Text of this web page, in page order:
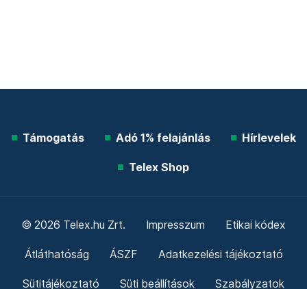
Támogatás Adó 1% felajánlás Hírlevelek
Telex Shop
© 2026 Telex.hu Zrt. Impresszum Etikai kódex
Átláthatóság ÁSZF Adatkezelési tájékoztató
Sütitájékoztató Süti beállítások Szabályzatok